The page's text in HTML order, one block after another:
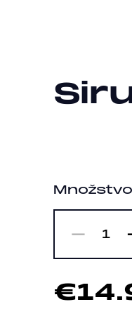
Množstvo
- 1